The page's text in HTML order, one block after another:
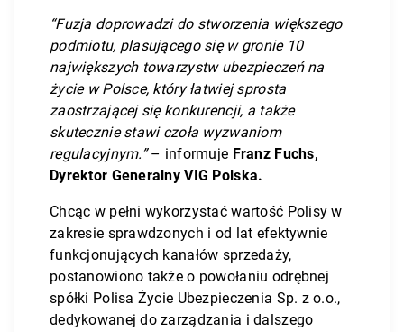
“Fuzja doprowadzi do stworzenia większego
podmiotu, plasującego się w gronie 10
największych towarzystw ubezpieczeń na
życie w Polsce, który łatwiej sprosta
zaostrzającej się konkurencji, a także
skutecznie stawi czoła wyzwaniom
regulacyjnym.”– informuje Franz Fuchs,
Dyrektor Generalny VIG Polska.
Chcąc w pełni wykorzystać wartość Polisy w
zakresie sprawdzonych i od lat efektywnie
funkcjonujących kanałów sprzedaży,
postanowiono także o powołaniu odrębnej
spółki Polisa Życie Ubezpieczenia Sp. z o.o.,
dedykowanej do zarządzania i dalszego